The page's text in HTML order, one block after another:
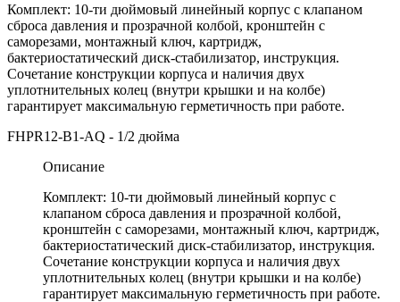
Комплект: 10-ти дюймовый линейный корпус с клапаном
сброса давления и прозрачной колбой, кронштейн с
саморезами, монтажный ключ, картридж,
бактериостатический диск-стабилизатор, инструкция.
Сочетание конструкции корпуса и наличия двух
уплотнительных колец (внутри крышки и на колбе)
гарантирует максимальную герметичность при работе.
FHPR12-B1-AQ - 1/2 дюйма
Описание
Комплект: 10-ти дюймовый линейный корпус с
клапаном сброса давления и прозрачной колбой,
кронштейн с саморезами, монтажный ключ, картридж,
бактериостатический диск-стабилизатор, инструкция.
Сочетание конструкции корпуса и наличия двух
уплотнительных колец (внутри крышки и на колбе)
гарантирует максимальную герметичность при работе.